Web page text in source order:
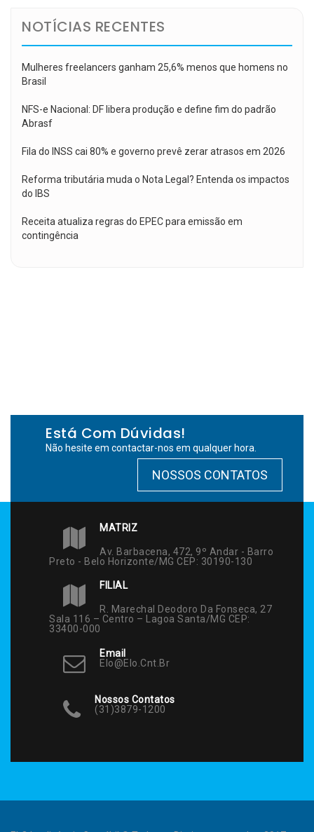
NOTÍCIAS RECENTES
Mulheres freelancers ganham 25,6% menos que homens no
Brasil
NFS-e Nacional: DF libera produção e define fim do padrão
Abrasf
Fila do INSS cai 80% e governo prevê zerar atrasos em 2026
Reforma tributária muda o Nota Legal? Entenda os impactos
do IBS
Receita atualiza regras do EPEC para emissão em
contingência
Está Com Dúvidas!
Não hesite em contactar-nos em qualquer hora.
NOSSOS CONTATOS
MATRIZ
Av. Barbacena, 472, 9º Andar - Barro
Preto - Belo Horizonte/MG CEP: 30190-130
FILIAL
R. Marechal Deodoro Da Fonseca, 27
Sala 116 – Centro – Lagoa Santa/MG CEP:
33400-000
Email
Elo@elo.cnt.br
Nossos Contatos
(31)3879-1200